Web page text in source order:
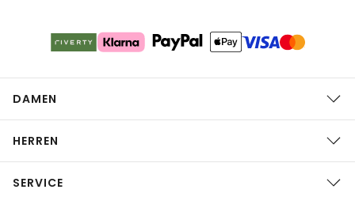
DAMEN
HERREN
SERVICE